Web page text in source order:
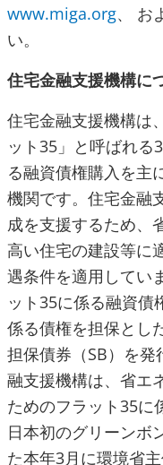
www.miga.org、 お
い。
住宅金融支援機構に
住宅金融支援機構は
ット35」と呼ばれる
る融資債権購入を主
機関です。住宅金融
成を支援するため、
高い住宅の建設等に
遇条件を適用してい
ット35に係る融資債
係る債権を担保とし
担保債券（SB）を
融支援機構は、省エ
ためのフラット35に
日本初のグリーンボ
た本年3月に環境省